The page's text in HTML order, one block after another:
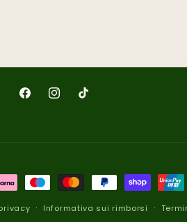
FacebookInstagram
TikTok
Informativa sui rimborsi